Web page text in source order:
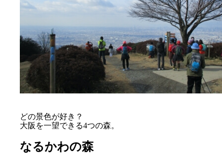
どの景色が好き？
大阪を一望できる4つの森。
なるかわの森